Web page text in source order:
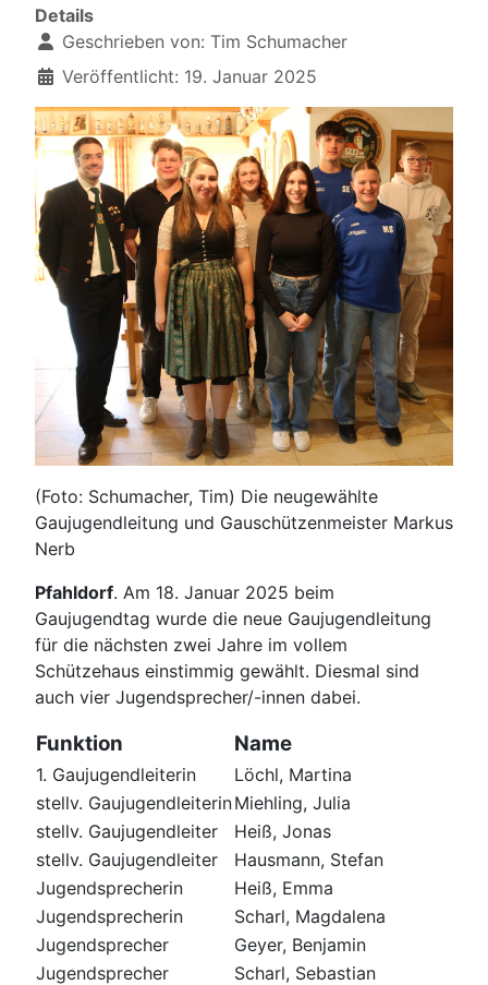
Details
Geschrieben von: Tim Schumacher
Veröffentlicht: 19. Januar 2025
(Foto: Schumacher, Tim) Die neugewählte
Gaujugendleitung und Gauschützenmeister Markus
Nerb
Pfahldorf. Am 18. Januar 2025 beim
Gaujugendtag wurde die neue Gaujugendleitung
für die nächsten zwei Jahre im vollem
Schützehaus einstimmig gewählt. Diesmal sind
auch vier Jugendsprecher/-innen dabei.
Funktion Name
1. Gaujugendleiterin
Löchl, Martina
stellv. GaujugendleiterinMiehling, Julia
stellv. Gaujugendleiter
Heiß, Jonas
stellv. Gaujugendleiter
Hausmann, Stefan
Jugendsprecherin
Heiß, Emma
Jugendsprecherin
Scharl, Magdalena
Jugendsprecher
Geyer, Benjamin
Jugendsprecher
Scharl, Sebastian